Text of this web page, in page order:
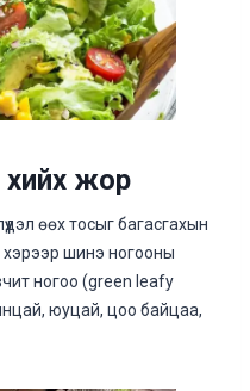
жор
өөх тосыг багасгахын
хэрээр шинэ ногооны
ногоо (green leafy
юуцай, цоо байцаа,